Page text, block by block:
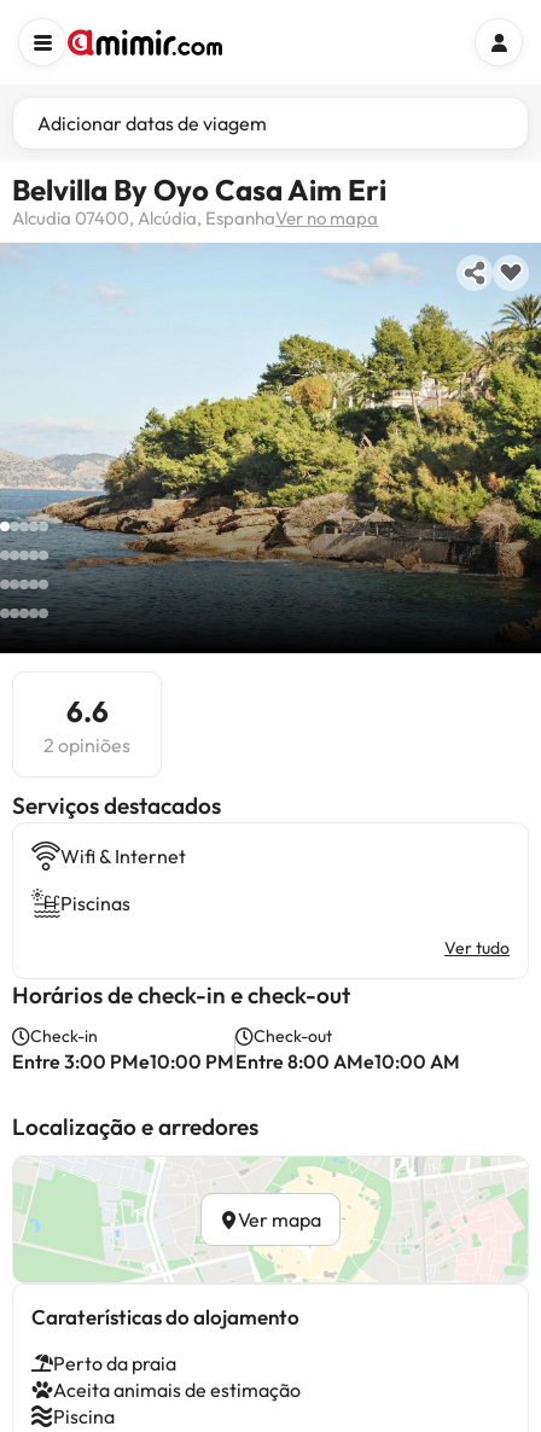
Adicionar datas de viagem
Belvilla By Oyo Casa Aim Eri
Alcudia 07400, Alcúdia, EspanhaVer no mapa
6.6
2 opiniões
Serviços destacados
Wifi & Internet
Piscinas
Ver tudo
Horários de check-in e check-out
Check-in
Entre 3:00 PMe10:00 PM
Check-out
Entre 8:00 AMe10:00 AM
Localização e arredores
Ver mapa
Caraterísticas do alojamento
Perto da praia
Aceita animais de estimação
Piscina